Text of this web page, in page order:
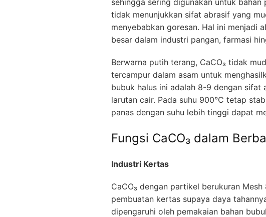
tidak menunjukkan sifat abrasif yang
menyebabkan goresan. Hal ini menjadi
besar dalam industri pangan, farmasi
Berwarna putih terang, CaCO₃ tidak
tercampur dalam asam untuk
bubuk halus ini adalah 8-9 dengan sifat
larutan cair. Pada suhu 900°C tetap
panas dengan suhu lebih tinggi dapat
Fungsi CaCO₃ dalam
Industri Kertas
CaCO₃ dengan partikel berukuran
pembuatan kertas supaya daya
dipengaruhi oleh pemakaian bahan